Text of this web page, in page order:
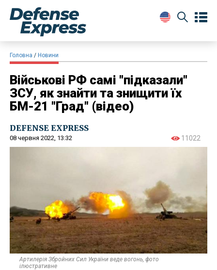
Головна Новини
Військові РФ самі "підказали"
ЗСУ, як знайти та знищити їх
БМ-21 "Град" (відео)
DEFENSE EXPRESS
08 червня 2022, 13:32 11022
Артилерія Збройних Сил України веде вогонь, фото
ілюстративне